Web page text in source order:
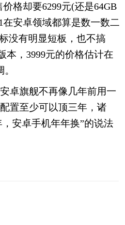
格却要6299元(还是64GB
在安卓领域都算是数一数二
没有明显短板，也不搞
本，3999元的价格估计在
旗舰不再像几年前用一
置至少可以顶三年，诸
，安卓手机年年换”的说法